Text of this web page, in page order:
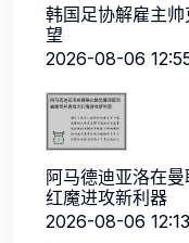
韩国足协解雇主
望
2026-08-06
阿马德迪亚洛在
红魔进攻新利器
2026-08-06